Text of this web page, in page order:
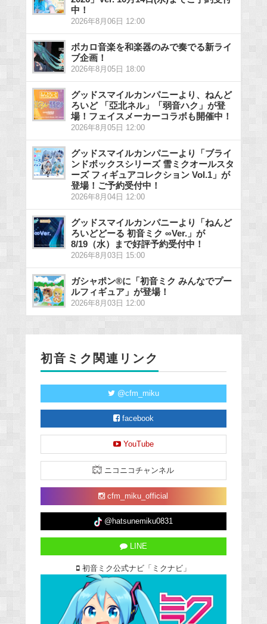
中！
2026年8月06日 12:00
ボカロ音楽を和楽器のみで奏でる新ライ
ブ企画！
2026年8月05日 18:00
グッドスマイルカンパニーより、ねんど
ろいど 「亞北ネル」「弱音ハク」が登
場！フェイスメーカーコラボも開催中！
2026年8月05日 12:00
グッドスマイルカンパニーより「ブライ
ンドボックスシリーズ 雪ミクオールスタ
ーズ フィギュアコレクション Vol.1」が
登場！ご予約受付中！
2026年8月04日 12:00
グッドスマイルカンパニーより「ねんど
ろいどどーる 初音ミク ∞Ver.」が
8/19（水）まで好評予約受付中！
2026年8月03日 15:00
ガシャポン®に「初音ミク みんなでプー
ルフィギュア」が登場！
2026年8月03日 12:00
初音ミク関連リンク
@cfm_miku
facebook
YouTube
ニコニコチャンネル
cfm_miku_official
@hatsunemiku0831
LINE
初音ミク公式ナビ「ミクナビ」